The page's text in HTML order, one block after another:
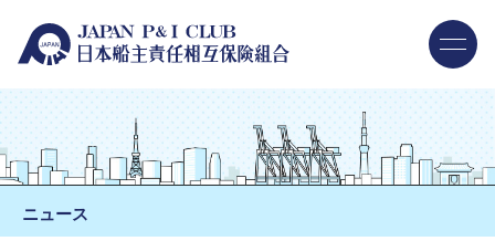
ニュース